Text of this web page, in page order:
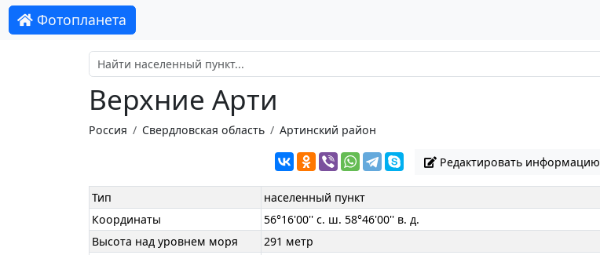
Фотопланета
Верхние Арти
Россия Свердловская область Артинский район
Редактировать информацию
Тип
населенный пункт
Координаты
56°16'00'' с. ш. 58°46'00'' в. д.
Высота над уровнем моря
291 метр